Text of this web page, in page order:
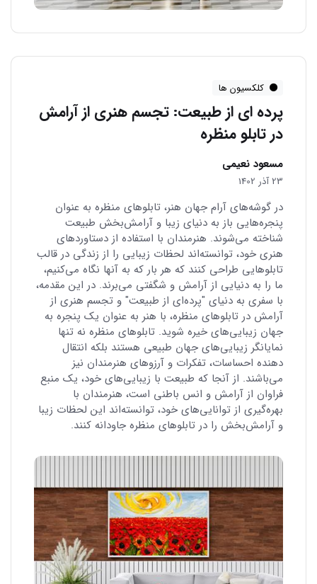
کلکسیون ها
پرده ای از طبیعت: تجسم هنری از آرامش
در تابلو منظره
مسعود نعیمی
23 آذر 1402
در گوشه‌های آرام جهان هنر، تابلوهای منظره به عنوان
پنجره‌هایی باز به دنیای زیبا و آرامش‌بخش طبیعت
شناخته می‌شوند. هنرمندان با استفاده از دستاوردهای
هنری خود، توانسته‌اند لحظات زیبایی را از زندگی در قالب
تابلوهایی طراحی کنند که هر بار که به آنها نگاه می‌کنیم،
ما را به دنیایی از آرامش و شگفتی می‌برند. در این مقدمه،
با سفری به دنیای "پرده‌ای از طبیعت" و تجسم هنری از
آرامش در تابلوهای منظره، با هنر به عنوان یک پنجره به
جهان زیبایی‌های خیره شوید. تابلوهای منظره نه تنها
نمایانگر زیبایی‌های جهان طبیعی هستند بلکه انتقال
دهنده احساسات، تفکرات و آرزوهای هنرمندان نیز
می‌باشند. از آنجا که طبیعت با زیبایی‌های خود، یک منبع
فراوان از آرامش و انس باطنی است، هنرمندان با
بهره‌گیری از توانایی‌های خود، توانسته‌اند این لحظات زیبا
و آرامش‌بخش را در تابلوهای منظره جاودانه کنند.